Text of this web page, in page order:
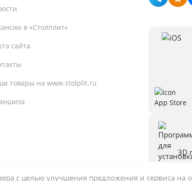
с целью улучшения предложения и сервиса на
в «Столплит»
сайта
товары на www.stolplit.ru
3D